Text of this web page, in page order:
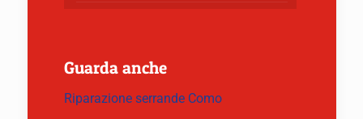
Guarda anche
Riparazione serrande Como